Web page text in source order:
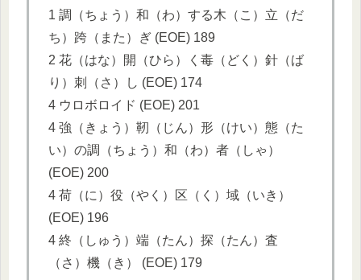
1 調（ちょう）和（わ）する木（こ）立（だ
ち）跨（また）ぎ (EOE) 189
2 花（はな）開（ひら）く毒（どく）針（ば
り）刺（さ）し (EOE) 174
4 ウロボロイド (EOE) 201
4 強（きょう）靭（じん）形（けい）態（た
い）の調（ちょう）和（わ）者（しゃ）
(EOE) 200
4 荷（に）役（やく）区（く）域（いき）
(EOE) 196
4 終（しゅう）端（たん）探（たん）査
（さ）機（き） (EOE) 179